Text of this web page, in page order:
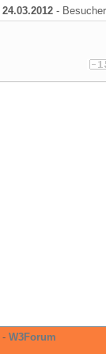
24.03.2012 -
- W3Forum